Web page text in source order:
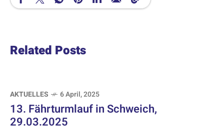
Related Posts
AKTUELLES 6 April, 2025
13. Fährturmlauf in Schweich,
29.03.2025